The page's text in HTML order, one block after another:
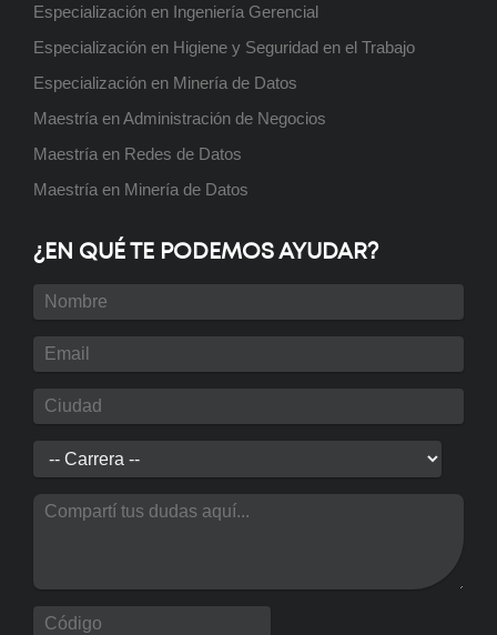
Posgrado: Especialización en
Energía Eléctrica
Próximamente
Posgrado: Maestría en Redes de
Próximamente
Curso: Instalador de Aire Split
Próximamente
Curso: Solidworks Básico
Especialización en Ingeniería Gerencial
Especialización en Higiene y Seguridad en el Trabajo
Especialización en Minería de Datos
Maestría en Administración de Negocios
Maestría en Redes de Datos
Maestría en Minería de Datos
¿EN QUÉ TE PODEMOS AYUDAR?